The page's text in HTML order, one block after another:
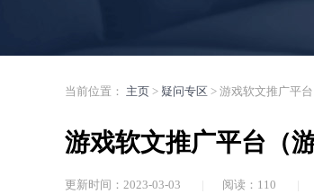
当前位置： 主页 > 疑问专区 > 游戏软文推广平
游戏软文推广平台（
更新时间：2023-03-03 阅读： 110